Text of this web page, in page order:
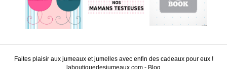
Faites plaisir aux jumeaux et jumelles avec enfin des cadeaux pour eux !
laboutiquedesjumeaux.com - Blog